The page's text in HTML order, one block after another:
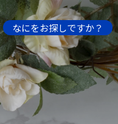
なにをお探しですか？